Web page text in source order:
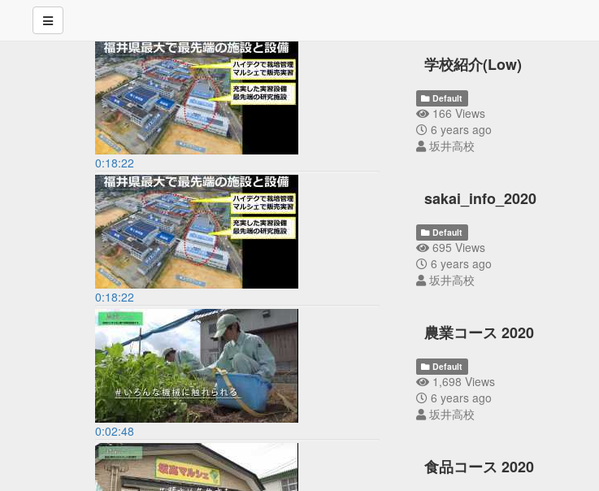
0:18:22
学校紹介(Low)
Default
166 Views
6 years ago
坂井高校
0:18:22
sakai_info_2020
Default
695 Views
6 years ago
坂井高校
0:02:48
農業コース 2020
Default
1,698 Views
6 years ago
坂井高校
食品コース 2020